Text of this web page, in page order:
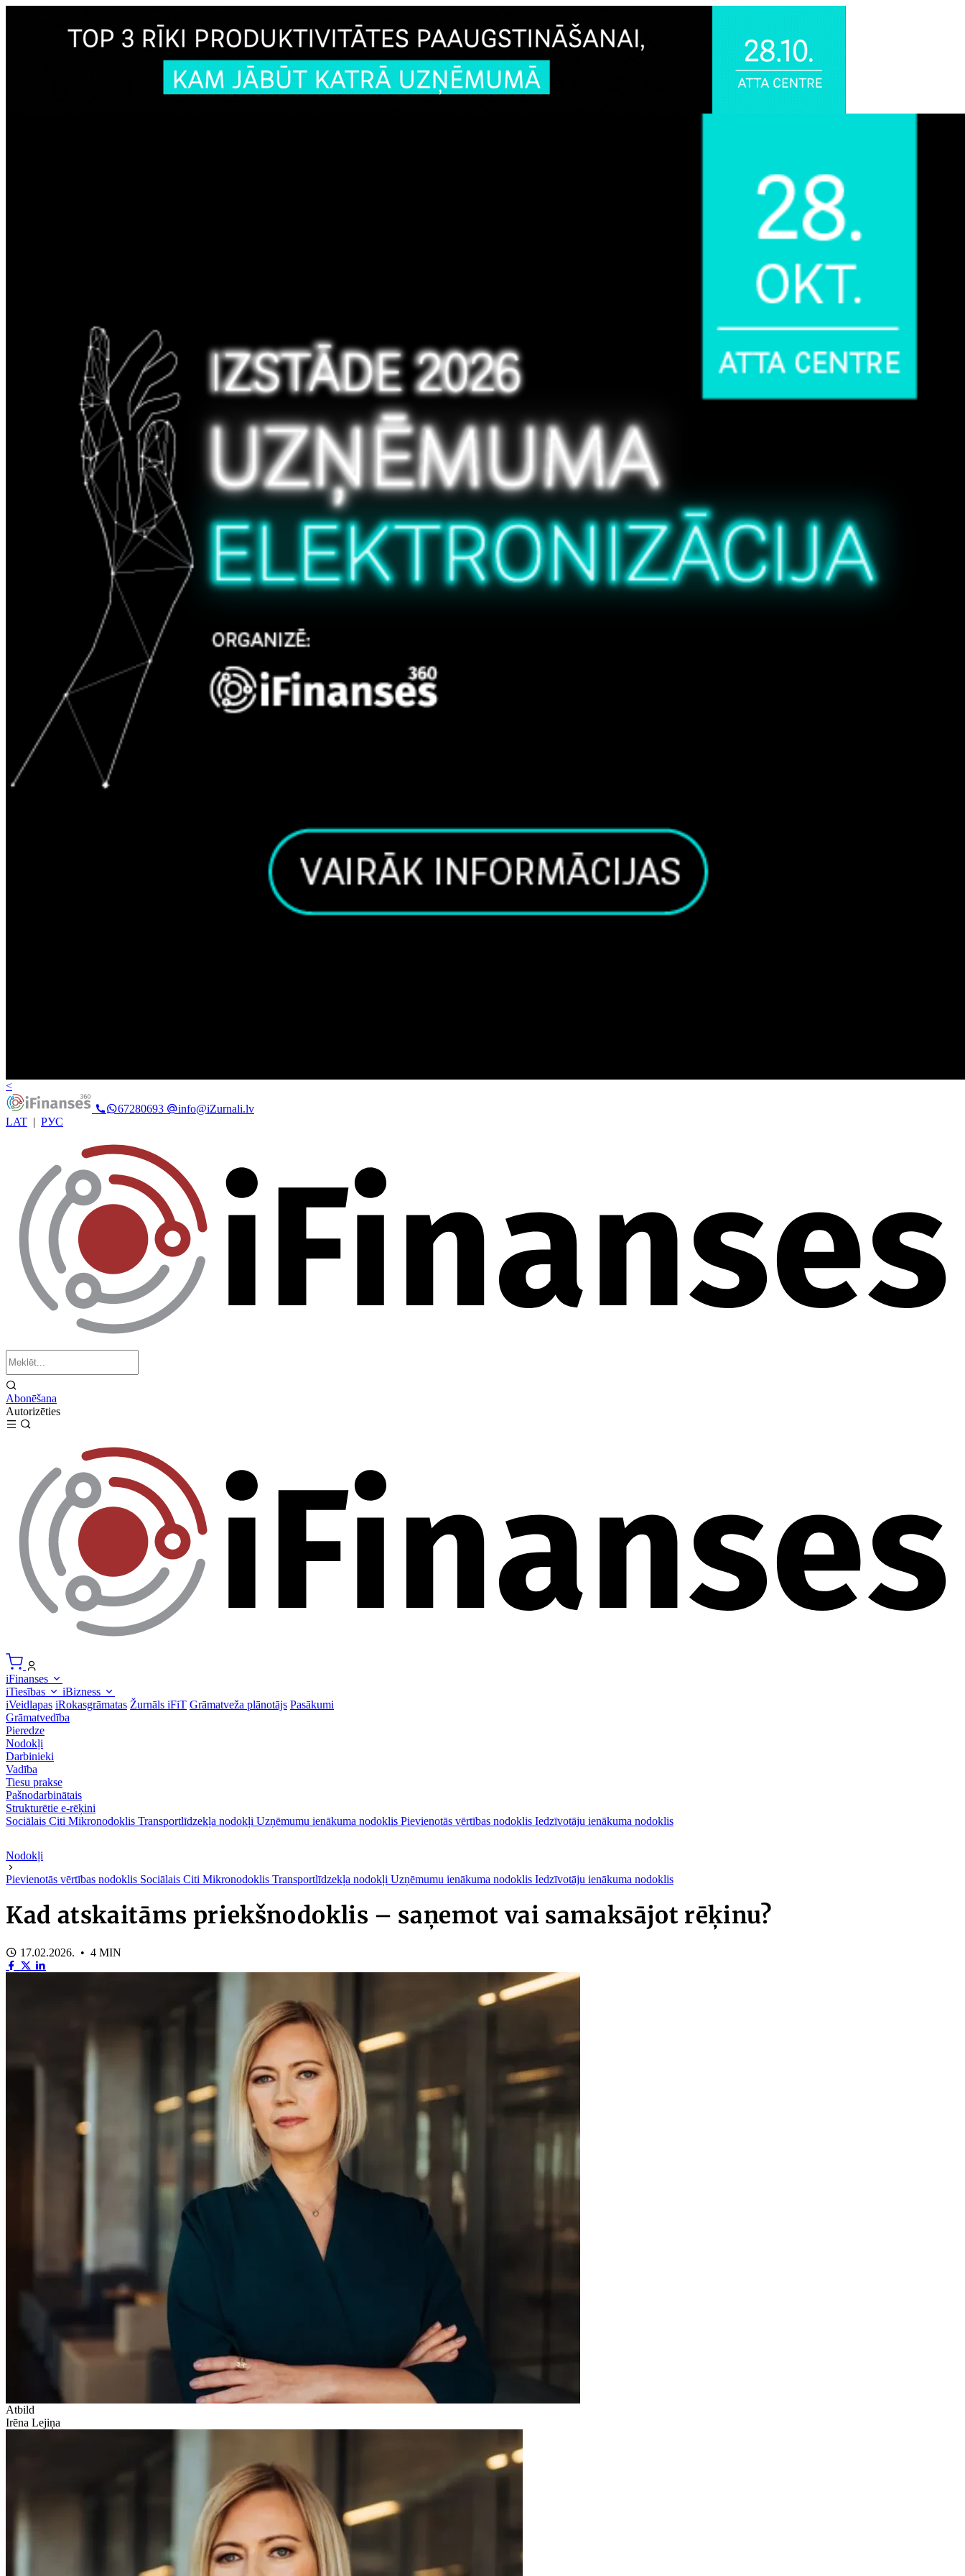
<
67280693
info@iZurnali.lv
LAT | РУС
Abonēšana
Autorizēties
iFinanses
iTiesības
iBizness
iVeidlapas iRokasgrāmatas Žurnāls iFiT Grāmatveža plānotājs Pasākumi
Grāmatvedība
Pieredze
Nodokļi
Darbinieki
Vadība
Tiesu prakse
Pašnodarbinātais
Strukturētie e-rēķini
Sociālais Citi Mikronodoklis Transportlīdzekļa nodokļi Uzņēmumu ienākuma nodoklis Pievienotās vērtības nodoklis Iedzīvotāju ienākuma nodoklis
Nodokļi
Pievienotās vērtības nodoklis Sociālais Citi Mikronodoklis Transportlīdzekļa nodokļi Uzņēmumu ienākuma nodoklis Iedzīvotāju ienākuma nodoklis
Kad atskaitāms priekšnodoklis – saņemot vai samaksājot rēķinu?
17.02.2026. • 4 MIN
Atbild
Irēna Lejiņa